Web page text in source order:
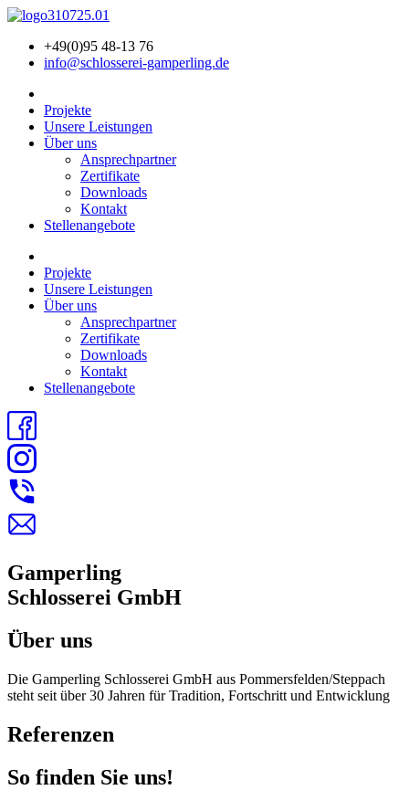
+49(0)95 48-13 76
info@schlosserei-gamperling.de
Projekte
Unsere Leistungen
Über uns
Ansprechpartner
Zertifikate
Downloads
Kontakt
Stellenangebote
Projekte
Unsere Leistungen
Über uns
Ansprechpartner
Zertifikate
Downloads
Kontakt
Stellenangebote
Gamperling
Schlosserei GmbH
Über uns
Die Gamperling Schlosserei GmbH aus Pommersfelden/Steppach
steht seit über 30 Jahren für Tradition, Fortschritt und Entwicklung
Referenzen
So finden Sie uns!